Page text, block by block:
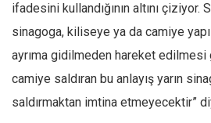
Avustralya
Tarih
Düşünce
ifadesini kullandığının altını çiziyor.
sinagoga, kiliseye ya da camiye
ayrıma gidilmeden hareket edilmesi
camiye saldıran bu anlayış yarın
saldırmaktan imtina etmeyecektir”